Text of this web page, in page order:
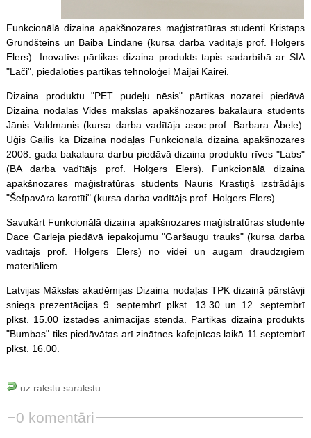
Funkcionālā dizaina apakšnozares maģistratūras studenti Kristaps
Grundšteins un Baiba Lindāne (kursa darba vadītājs prof. Holgers
Elers). Inovatīvs pārtikas dizaina produkts tapis sadarbībā ar SIA
"Lāči", piedaloties pārtikas tehnoloģei Maijai Kairei.
Dizaina produktu "PET pudeļu nēsis" pārtikas nozarei piedāvā
Dizaina nodaļas Vides mākslas apakšnozares bakalaura students
Jānis Valdmanis (kursa darba vadītāja asoc.prof. Barbara Ābele).
Uģis Gailis kā Dizaina nodaļas Funkcionālā dizaina apakšnozares
2008. gada bakalaura darbu piedāvā dizaina produktu rīves "Labs"
(BA darba vadītājs prof. Holgers Elers). Funkcionālā dizaina
apakšnozares maģistratūras students Nauris Krastiņš izstrādājis
"Šefpavāra karotīti" (kursa darba vadītājs prof. Holgers Elers).
Savukārt Funkcionālā dizaina apakšnozares maģistratūras studente
Dace Garleja piedāvā iepakojumu "Garšaugu trauks" (kursa darba
vadītājs prof. Holgers Elers) no videi un augam draudzīgiem
materiāliem.
Latvijas Mākslas akadēmijas Dizaina nodaļas TPK dizainā pārstāvji
sniegs prezentācijas 9. septembrī plkst. 13.30 un 12. septembrī
plkst. 15.00 izstādes animācijas stendā. Pārtikas dizaina produkts
"Bumbas" tiks piedāvātas arī zinātnes kafejnīcas laikā 11.septembrī
plkst. 16.00.
uz rakstu sarakstu
0 komentāri